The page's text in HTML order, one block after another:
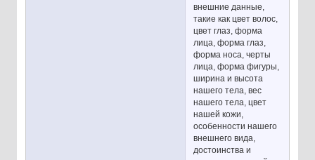
внешние данные,
такие как цвет волос,
цвет глаз, форма
лица, форма глаз,
форма носа, черты
лица, форма фигуры,
ширина и высота
нашего тела, вес
нашего тела, цвет
нашей кожи,
особенности нашего
внешнего вида,
достоинства и